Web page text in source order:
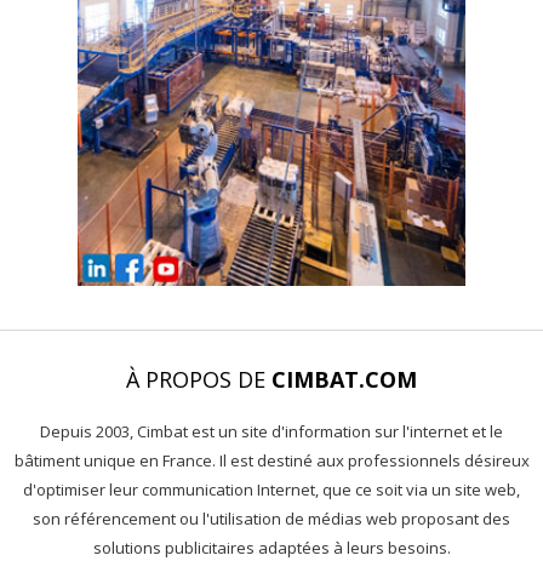
À PROPOS DE CIMBAT.COM
Depuis 2003, Cimbat est un site d'information sur l'internet et le
bâtiment unique en France. Il est destiné aux professionnels désireux
d'optimiser leur communication Internet, que ce soit via un site web,
son référencement ou l'utilisation de médias web proposant des
solutions publicitaires adaptées à leurs besoins.